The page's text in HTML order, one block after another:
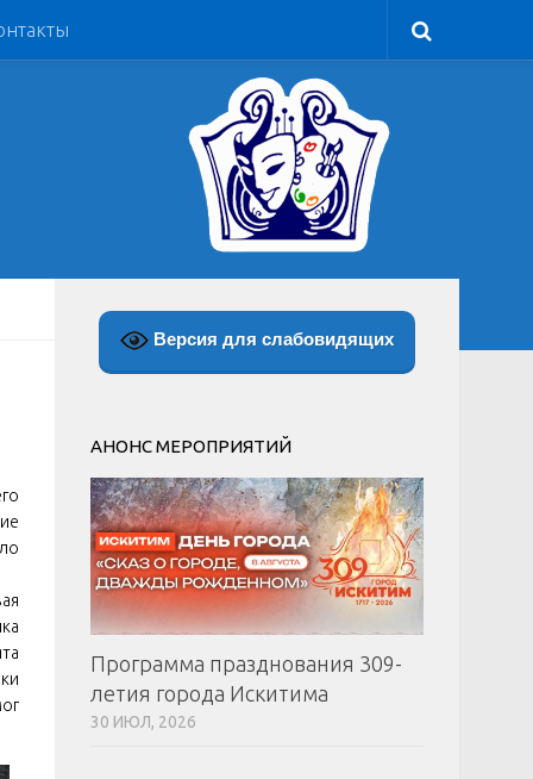
Версия для слабовидящих
АНОНС МЕРОПРИЯТИЙ
Программа празднования 309-
летия города Искитима
30 ИЮЛ, 2026